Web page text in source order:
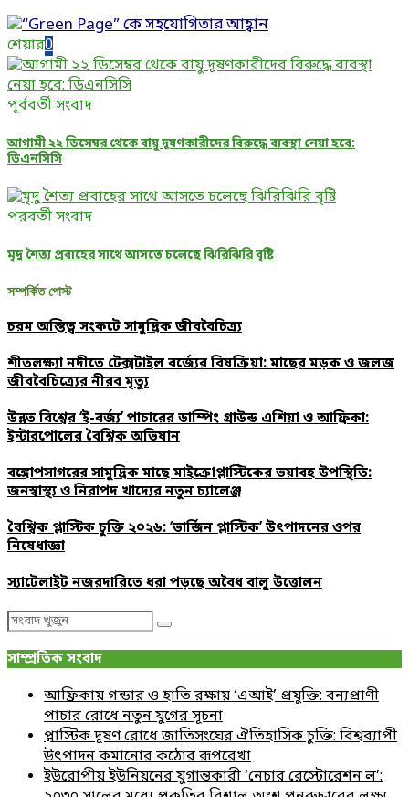
শেয়ার0
পূর্ববর্তী সংবাদ
আগামী ২২ ডিসেম্বর থেকে বায়ু দূষণকারীদের বিরুদ্ধে ব্যবস্থা নেয়া হবে:
ডিএনসিসি
পরবর্তী সংবাদ
মৃদু শৈত্য প্রবাহের সাথে আসতে চলেছে ঝিরিঝিরি বৃষ্টি
সম্পর্কিত পোস্ট
চরম অস্তিত্ব সংকটে সামুদ্রিক জীববৈচিত্র্য
শীতলক্ষ্যা নদীতে টেক্সটাইল বর্জ্যের বিষক্রিয়া: মাছের মড়ক ও জলজ
জীববৈচিত্র্যের নীরব মৃত্যু
উন্নত বিশ্বের ‘ই-বর্জ্য’ পাচারের ডাম্পিং গ্রাউন্ড এশিয়া ও আফ্রিকা:
ইন্টারপোলের বৈশ্বিক অভিযান
বঙ্গোপসাগরের সামুদ্রিক মাছে মাইক্রোপ্লাস্টিকের ভয়াবহ উপস্থিতি:
জনস্বাস্থ্য ও নিরাপদ খাদ্যের নতুন চ্যালেঞ্জ
বৈশ্বিক প্লাস্টিক চুক্তি ২০২৬: ‘ভার্জিন প্লাস্টিক’ উৎপাদনের ওপর
নিষেধাজ্ঞা
স্যাটেলাইট নজরদারিতে ধরা পড়ছে অবৈধ বালু উত্তোলন
Search
Search
সাম্প্রতিক সংবাদ
আফ্রিকায় গন্ডার ও হাতি রক্ষায় ‘এআই’ প্রযুক্তি: বন্যপ্রাণী
পাচার রোধে নতুন যুগের সূচনা
প্লাস্টিক দূষণ রোধে জাতিসংঘের ঐতিহাসিক চুক্তি: বিশ্বব্যাপী
উৎপাদন কমানোর কঠোর রূপরেখা
ইউরোপীয় ইউনিয়নের যুগান্তকারী ‘নেচার রেস্টোরেশন ল’: